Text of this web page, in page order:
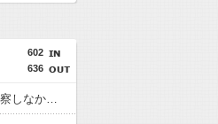
602
636
内閣広報官「高市総理が避難所を３分しか視察しなかったなんてデマ！50分いたぞ????」 →しかし事実上の視察は数分で正解